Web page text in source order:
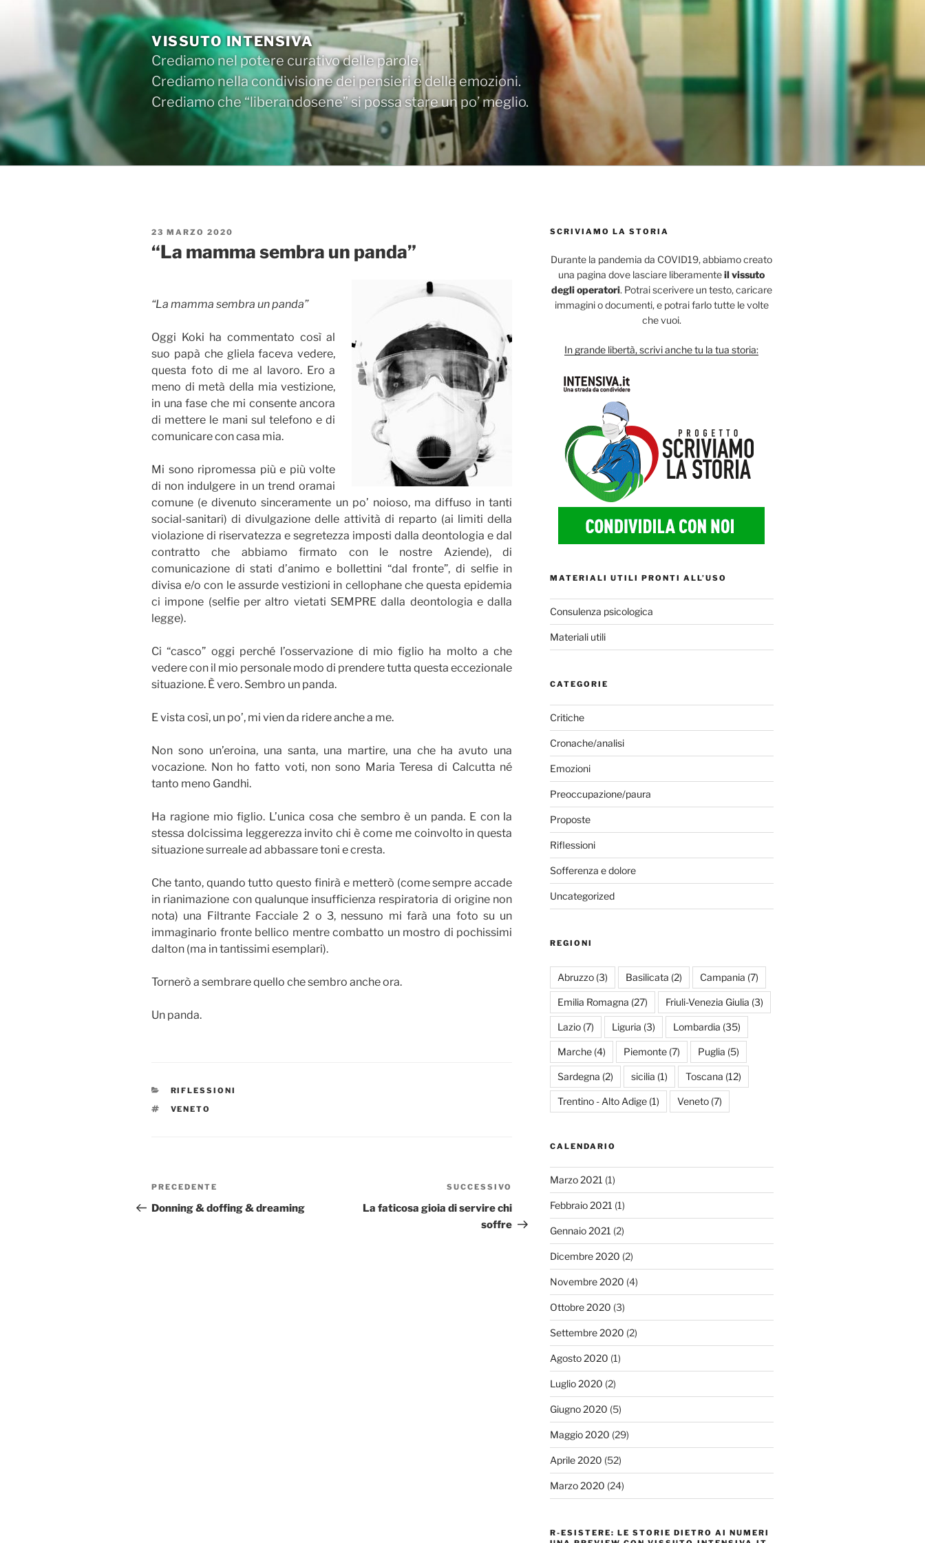
VISSUTO INTENSIVA
Crediamo nel potere curativo delle parole.
Crediamo nella condivisione dei pensieri e delle emozioni.
Crediamo che “liberandosene” si possa stare un po’ meglio.
PUBBLICATO
IL
23 MARZO 2020
“La mamma sembra un panda”
“La mamma sembra un panda”
Oggi Koki ha commentato così al
suo papà che gliela faceva vedere,
questa foto di me al lavoro. Ero a
meno di metà della mia vestizione,
in una fase che mi consente ancora
di mettere le mani sul telefono e di
comunicare con casa mia.
Mi sono ripromessa più e più volte
di non indulgere in un trend oramai
comune (e divenuto sinceramente un po’ noioso, ma diffuso in tanti
social-sanitari) di divulgazione delle attività di reparto (ai limiti della
violazione di riservatezza e segretezza imposti dalla deontologia e dal
contratto che abbiamo firmato con le nostre Aziende), di
comunicazione di stati d’animo e bollettini “dal fronte”, di selfie in
divisa e/o con le assurde vestizioni in cellophane che questa epidemia
ci impone (selfie per altro vietati SEMPRE dalla deontologia e dalla
legge).
Ci “casco” oggi perché l’osservazione di mio figlio ha molto a che
vedere con il mio personale modo di prendere tutta questa eccezionale
situazione. È vero. Sembro un panda.
E vista così, un po’, mi vien da ridere anche a me.
Non sono un’eroina, una santa, una martire, una che ha avuto una
vocazione. Non ho fatto voti, non sono Maria Teresa di Calcutta né
tanto meno Gandhi.
Ha ragione mio figlio. L’unica cosa che sembro è un panda. E con la
stessa dolcissima leggerezza invito chi è come me coinvolto in questa
situazione surreale ad abbassare toni e cresta.
Che tanto, quando tutto questo finirà e metterò (come sempre accade
in rianimazione con qualunque insufficienza respiratoria di origine non
nota) una Filtrante Facciale 2 o 3, nessuno mi farà una foto su un
immaginario fronte bellico mentre combatto un mostro di pochissimi
dalton (ma in tantissimi esemplari).
Tornerò a sembrare quello che sembro anche ora.
Un panda.
CATEGORIE
RIFLESSIONI
TAG
VENETO
Navigazione
articoli
Articolo
precedente:
PRECEDENTE
Donning & doffing & dreaming
successivo
SUCCESSIVO
La faticosa gioia di servire chi
soffre
SCRIVIAMO LA STORIA
Durante la pandemia da COVID19, abbiamo creato
una pagina dove lasciare liberamenteil vissuto
degli operatori. Potrai scerivere un testo, caricare
immagini o documenti, e potrai farlo tutte le volte
che vuoi.
In grande libertà, scrivi anche tu la tua storia:
MATERIALI UTILI PRONTI ALL’USO
Consulenza psicologica
Materiali utili
CATEGORIE
Critiche
Cronache/analisi
Emozioni
Preoccupazione/paura
Proposte
Riflessioni
Sofferenza e dolore
Uncategorized
REGIONI
Abruzzo(3) Basilicata (2) Campania (7)
Emilia Romagna (27) Friuli-Venezia Giulia (3)
Lazio(7) Liguria (3) Lombardia (35)
Marche(4) Piemonte(7) Puglia (5)
Sardegna (2) sicilia (1) Toscana (12)
Trentino - Alto Adige(1) Veneto(7)
CALENDARIO
Marzo 2021 (1)
Febbraio 2021 (1)
Gennaio 2021 (2)
Dicembre 2020 (2)
Novembre 2020 (4)
Ottobre 2020 (3)
Settembre 2020 (2)
Agosto 2020 (1)
Luglio 2020 (2)
Giugno 2020 (5)
Maggio 2020 (29)
Aprile 2020 (52)
Marzo 2020 (24)
R-ESISTERE: LE STORIE DIETRO AI NUMERI